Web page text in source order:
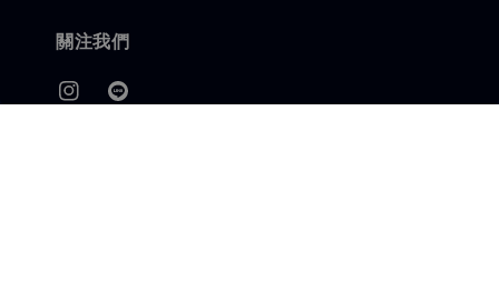
關注我們